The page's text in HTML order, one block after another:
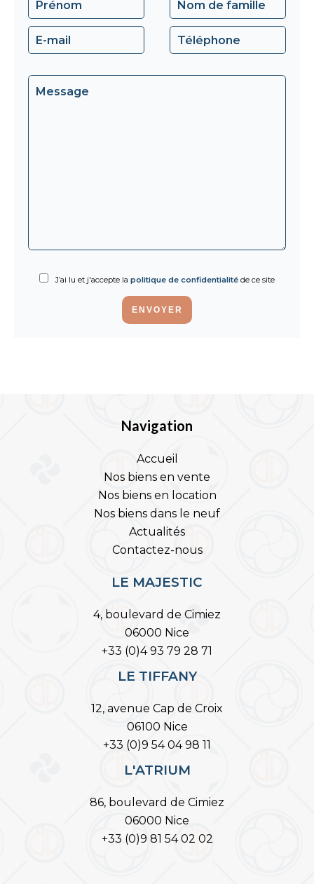
J’ai lu et j'accepte la politique de confidentialité de ce site
ENVOYER
Navigation
Accueil
Nos biens en vente
Nos biens en location
Nos biens dans le neuf
Actualités
Contactez-nous
LE MAJESTIC
4, boulevard de Cimiez
06000 Nice
+33 (0)4 93 79 28 71
LE TIFFANY
12, avenue Cap de Croix
06100 Nice
+33 (0)9 54 04 98 11
L'ATRIUM
86, boulevard de Cimiez
06000 Nice
+33 (0)9 81 54 02 02